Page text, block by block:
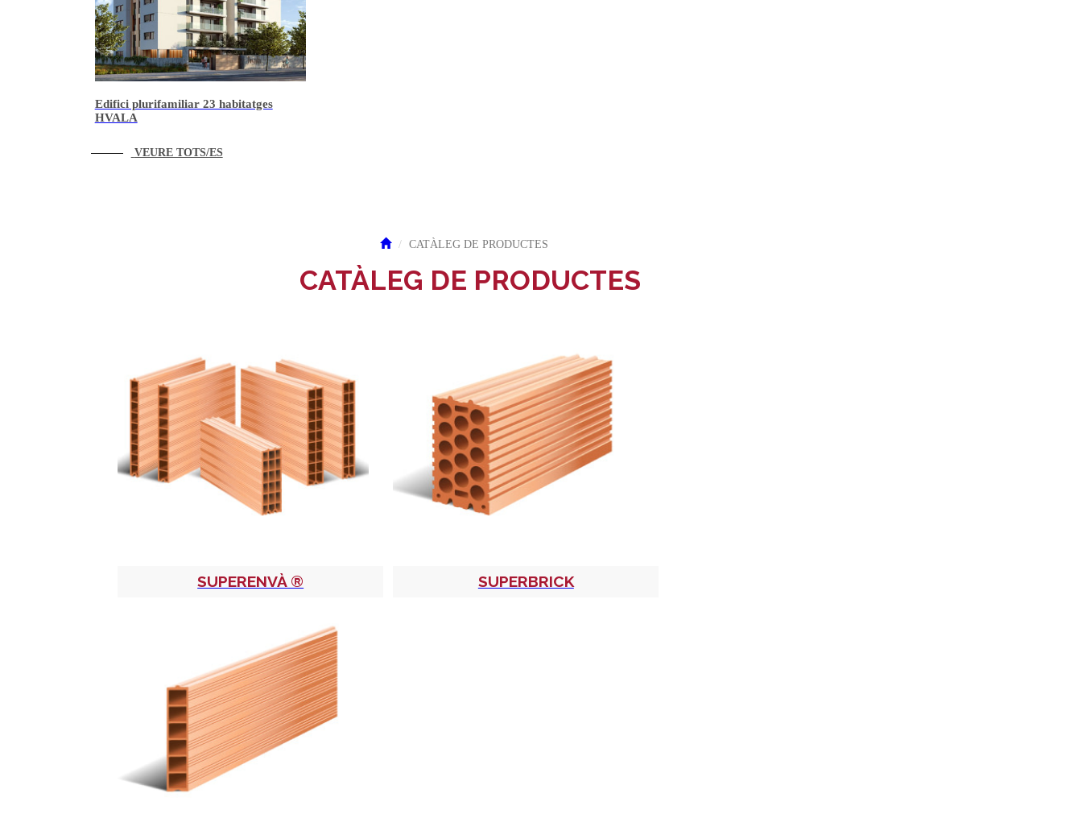
Edifici plurifamiliar 23 habitatges
HVALA
VEURE TOTS/ES
CATÀLEG DE PRODUCTES
CATÀLEG DE PRODUCTES
SUPERENVÀ ® SUPERBRICK